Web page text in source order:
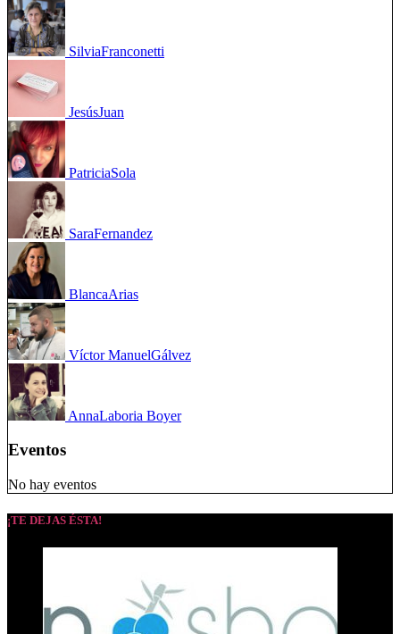
SilviaFranconetti
JesúsJuan
PatriciaSola
SaraFernandez
BlancaArias
Víctor ManuelGálvez
AnnaLaboria Boyer
Eventos
No hay eventos
¡TE DEJAS ÉSTA!